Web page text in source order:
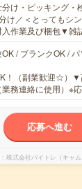
け・ピッキング・
け／＜とってもシ
作業及び梱包▼雑
/ ブランクOK /
！（副業歓迎☆）▼
業務連絡に使用）※
応募へ進む
株式会社バイトレ（キャム